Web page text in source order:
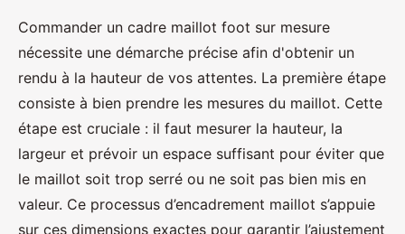
Commander un cadre maillot foot sur mesure
nécessite une démarche précise afin d'obtenir un
rendu à la hauteur de vos attentes. La première étape
consiste à bien prendre les mesures du maillot. Cette
étape est cruciale : il faut mesurer la hauteur, la
largeur et prévoir un espace suffisant pour éviter que
le maillot soit trop serré ou ne soit pas bien mis en
valeur. Ce processus d’encadrement maillot s’appuie
sur ces dimensions exactes pour garantir l’ajustement